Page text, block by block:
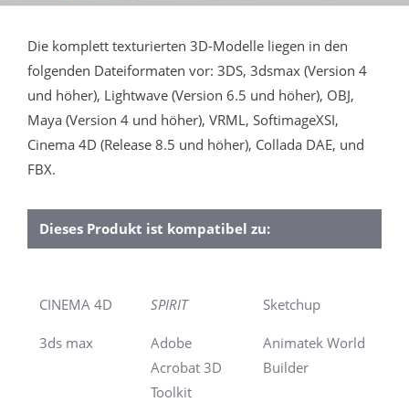
Die komplett texturierten 3D-Modelle liegen in den
folgenden Dateiformaten vor: 3DS, 3dsmax (Version 4
und höher), Lightwave (Version 6.5 und höher), OBJ,
Maya (Version 4 und höher), VRML, SoftimageXSI,
Cinema 4D (Release 8.5 und höher), Collada DAE, und
FBX.
Dieses Produkt ist kompatibel zu:
CINEMA 4D SPIRIT Sketchup
3ds max
Adobe
Acrobat 3D
Toolkit
Animatek World
Builder